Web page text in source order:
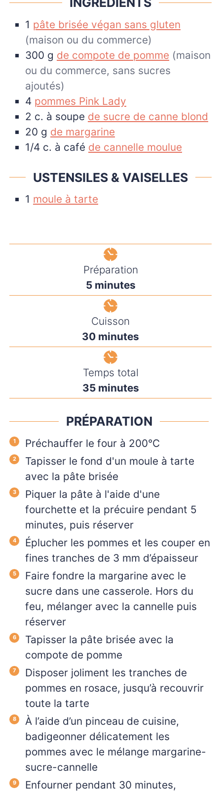
1 pâte brisée végan sans gluten
(maison ou du commerce)
300 g de compote de pomme (maison
ou du commerce, sans sucres
ajoutés)
4 pommes Pink Lady
2 c. à soupe de sucre de canne blond
20 g de margarine
1/4 c. à café de cannelle moulue
USTENSILES & VAISELLES
1 moule à tarte
Préparation
5minutes
minutes
Cuisson
30minutes
minutes
Temps total
35minutes
minutes
PRÉPARATION
Préchauffer le four à 200°C
Tapisser le fond d'un moule à tarte
avec la pâte brisée
Piquer la pâte à l'aide d'une
fourchette et la précuire pendant 5
minutes, puis réserver
Éplucher les pommes et les couper en
fines tranches de 3 mm d’épaisseur
Faire fondre la margarine avec le
sucre dans une casserole. Hors du
feu, mélanger avec la cannelle puis
réserver
Tapisser la pâte brisée avec la
compote de pomme
Disposer joliment les tranches de
pommes en rosace, jusqu’à recouvrir
toute la tarte
À l’aide d’un pinceau de cuisine,
badigeonner délicatement les
pommes avec le mélange margarine-
sucre-cannelle
Enfourner pendant 30 minutes,